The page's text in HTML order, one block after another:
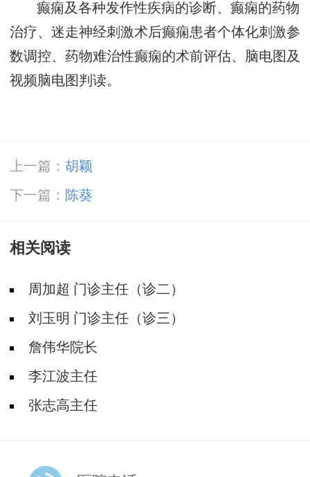
癫痫及各种发作性疾病的诊断、癫痫的药物
治疗、迷走神经刺激术后癫痫患者个体化刺激参
数调控、药物难治性癫痫的术前评估、脑电图及
视频脑电图判读。
上一篇： 胡颖
下一篇： 陈葵
相关阅读
周加超 门诊主任（诊二）
刘玉明 门诊主任（诊三）
詹伟华院长
李江波主任
张志高主任